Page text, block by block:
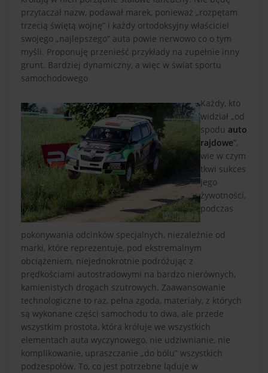
przytaczał nazw, podawał marek, ponieważ „rozpętam
trzecią świętą wojnę” i każdy ortodoksyjny właściciel
swojego „najlepszego” auta powie nerwowo co o tym
myśli. Proponuję przenieść przykłady na zupełnie inny
grunt. Bardziej dynamiczny, a więc w świat sportu
samochodowego
Każdy, kto
widział „od
spodu auto
rajdowe”,
wie w czym
tkwi sukces
jego
żywotności,
podczas
pokonywania odcinków specjalnych, niezależnie od
marki, które reprezentuje, pod ekstremalnym
obciążeniem, niejednokrotnie podróżując z
prędkościami autostradowymi na bardzo nierównych,
kamienistych drogach szutrowych. Zaawansowanie
technologiczne to raz, pełna zgoda, materiały, z których
są wykonane części samochodu to dwa, ale przede
wszystkim prostota, która króluje we wszystkich
elementach auta wyczynowego, nie udziwnianie, nie
komplikowanie, upraszczanie „do bólu” wszystkich
podzespołów. To, co jest potrzebne ląduje w